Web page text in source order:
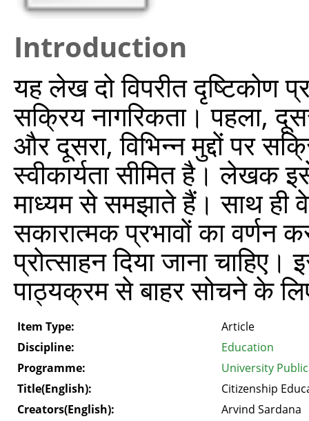
Introduction
यह लेख दो विपरीत दृष्टिकोण
सक्रिय नागरिकता। पहला,
और दूसरा, विभिन्न मुद्दों पर
स्वीकार्यता सीमित है। लेखक
माध्यम से समझाते हैं। साथ ही
सकारात्मक प्रभावों का वर्णन
प्रोत्साहन दिया जाना चाहिए।
पाठ्यक्रम से बाहर सोचने के
Item Type:
Article
Discipline:
Education
Programme:
University
Title(English):
Citizenship
Creators(English):
Arvind Sardana